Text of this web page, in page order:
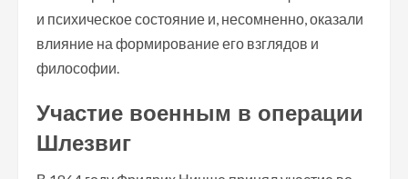
и психическое состояние и, несомненно, оказали
влияние на формирование его взглядов и
философии.
Участие военным в операции
Шлезвиг